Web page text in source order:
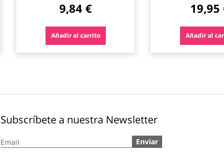
9,84 €
Añadir al carrito
19,95
Añadir al
Subscríbete a nuestra Newsletter
a
Enviar